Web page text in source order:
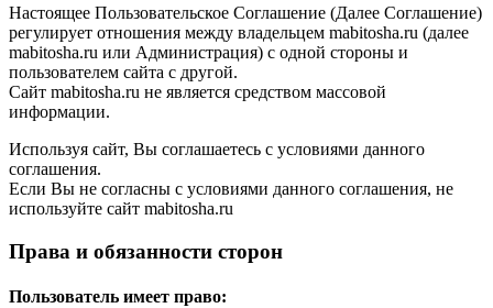
Настоящее Пользовательское Соглашение (Далее Соглашение)
регулирует отношения между владельцем mabitosha.ru (далее
mabitosha.ru или Администрация) с одной стороны и
пользователем сайта с другой.
Сайт mabitosha.ru не является средством массовой
информации.
Используя сайт, Вы соглашаетесь с условиями данного
соглашения.
Если Вы не согласны с условиями данного соглашения, не
используйте сайт mabitosha.ru
Права и обязанности сторон
Пользователь имеет право: